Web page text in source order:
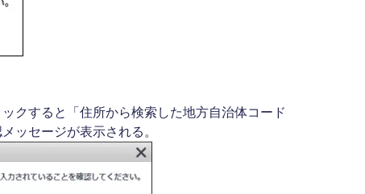
クすると「住所から検索した地方自治体コード
ッセージが表示される。